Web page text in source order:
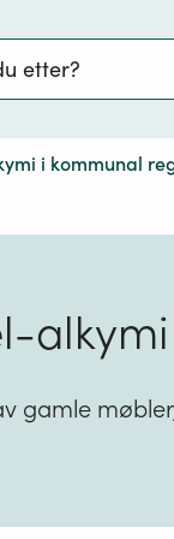
i kommunal
gamle